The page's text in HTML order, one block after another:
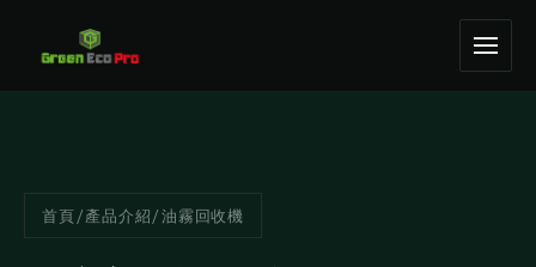
首頁/產品介紹/油霧回收機